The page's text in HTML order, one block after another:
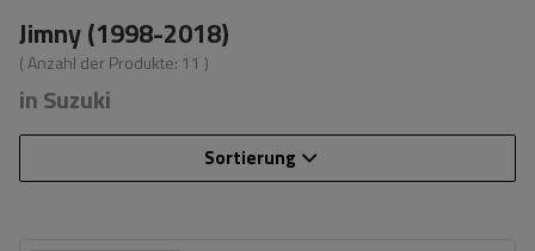
Jimny (1998-2018)
( Anzahl der Produkte: 11 )
in Suzuki
Sortierung